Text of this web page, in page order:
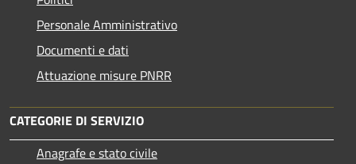
Personale Amministrativo
Documenti e dati
Attuazione misure PNRR
CATEGORIE DI SERVIZIO
Anagrafe e stato civile